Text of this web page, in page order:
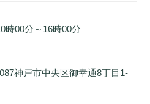
時00分～16時00分
神戸市中央区御幸通8丁目1-